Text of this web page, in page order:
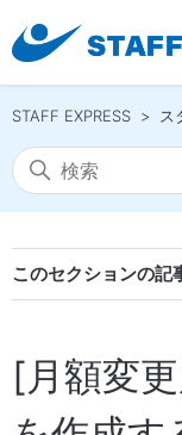
STAFF EXPRESS ス
このセクションの記
[月額変